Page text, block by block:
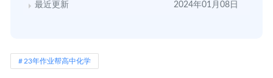
最近更新 2024年01月08日
23年作业帮高中化学